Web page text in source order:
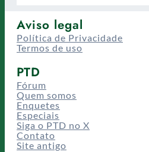
Aviso legal
Política de Privacidade
Termos de uso
PTD
Fórum
Quem somos
Enquetes
Especiais
Siga o PTD no X
Contato
Site antigo